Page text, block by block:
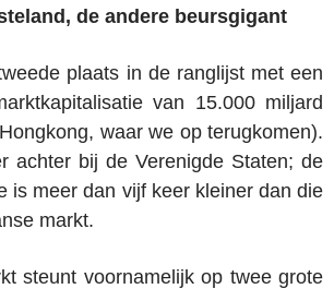
de andere beursgigant
plaats in de ranglijst met een
van 15.000 miljard
waar we op terugkomen).
achter bij de Verenigde Staten; de
is meer dan vijf keer kleiner dan die
markt.
steunt voornamelijk op twee grote